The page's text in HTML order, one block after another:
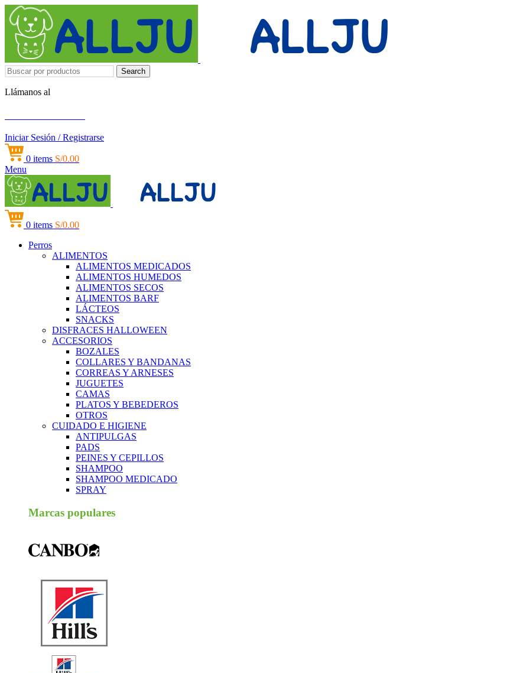
Search
Llámanos al
Iniciar Sesión / Registrarse
0 items S/0.00
Menu
0 items S/0.00
Perros
ALIMENTOS
ALIMENTOS MEDICADOS
ALIMENTOS HUMEDOS
ALIMENTOS SECOS
ALIMENTOS BARF
LÁCTEOS
SNACKS
DISFRACES HALLOWEEN
ACCESORIOS
BOZALES
COLLARES Y BANDANAS
CORREAS Y ARNESES
JUGUETES
CAMAS
PLATOS Y BEBEDEROS
OTROS
CUIDADO E HIGIENE
ANTIPULGAS
PADS
PEINES Y CEPILLOS
SHAMPOO
SHAMPOO MEDICADO
SPRAY
Marcas populares